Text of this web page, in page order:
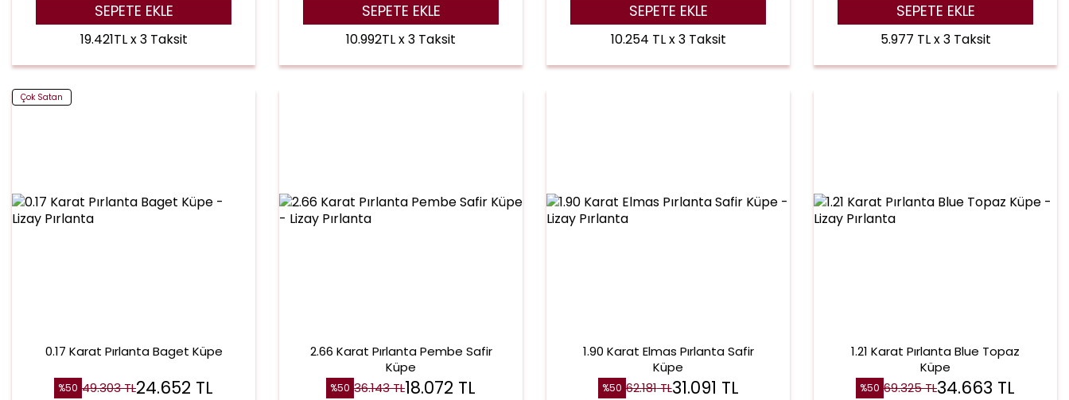
SEPETE EKLE
19.421TL x 3 Taksit
SEPETE EKLE
10.992TL x 3 Taksit
SEPETE EKLE
10.254 TL x 3 Taksit
SEPETE EKLE
5.977 TL x 3 Taksit
Çok Satan
0.17 Karat Pırlanta Baget Küpe
%50 49.303TL24.652 TL
2.66 Karat Pırlanta Pembe Safir
Küpe
%50 36.143TL18.072 TL
1.90 Karat Elmas Pırlanta Safir
Küpe
%50 62.181TL31.091 TL
1.21 Karat Pırlanta Blue Topaz
Küpe
%50 69.325TL34.663 TL